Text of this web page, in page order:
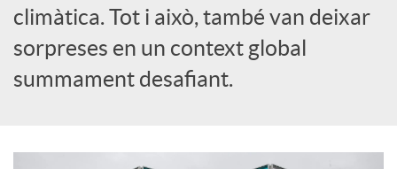
r
d
climàtica. Tot i això, també van deixar
sorpreses en un context global
summament desafiant.